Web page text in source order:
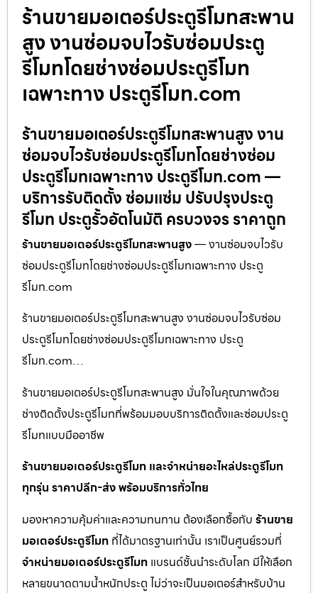
ร้านขายมอเตอร์ประตูรีโมทสะพาน
สูง งานซ่อมจบไวรับซ่อมประตู
รีโมทโดยช่างซ่อมประตูรีโมท
เฉพาะทาง ประตูรีโมท.com
ร้านขายมอเตอร์ประตูรีโมทสะพานสูง งาน
ซ่อมจบไวรับซ่อมประตูรีโมทโดยช่างซ่อม
ประตูรีโมทเฉพาะทาง ประตูรีโมท.com —
บริการรับติดตั้ง ซ่อมแซ่ม ปรับปรุงประตู
รีโมท ประตูรั้วอัตโนมัติ ครบวงจร ราคาถูก
ร้านขายมอเตอร์ประตูรีโมทสะพานสูง— งานซ่อมจบไวรับ
ซ่อมประตูรีโมทโดยช่างซ่อมประตูรีโมทเฉพาะทาง ประตู
รีโมท.com
ร้านขายมอเตอร์ประตูรีโมทสะพานสูง งานซ่อมจบไวรับซ่อม
ประตูรีโมทโดยช่างซ่อมประตูรีโมทเฉพาะทาง ประตู
รีโมท.com…
ร้านขายมอเตอร์ประตูรีโมทสะพานสูง มั่นใจในคุณภาพด้วย
ช่างติดตั้งประตูรีโมทที่พร้อมมอบบริการติดตั้งและซ่อมประตู
รีโมทแบบมืออาชีพ
ร้านขายมอเตอร์ประตูรีโมท และจำหน่ายอะไหล่ประตูรีโมท
ทุกรุ่น ราคาปลีก-ส่ง พร้อมบริการทั่วไทย
มองหาความคุ้มค่าและความทนทาน ต้องเลือกซื้อกับ ร้านขาย
มอเตอร์ประตูรีโมท ที่ได้มาตรฐานเท่านั้น เราเป็นศูนย์รวมที่
จำหน่ายมอเตอร์ประตูรีโมท แบรนด์ชั้นนำระดับโลก มีให้เลือก
หลายขนาดตามน้ำหนักประตู ไม่ว่าจะเป็นมอเตอร์สำหรับบ้าน